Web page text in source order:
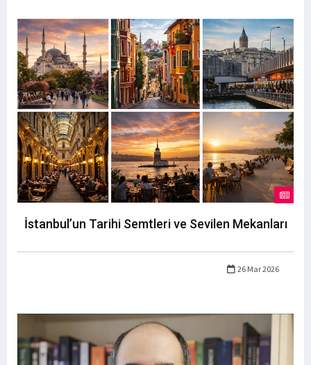
İstanbul’un Tarihi Semtleri ve Sevilen Mekanları
26 Mar 2026